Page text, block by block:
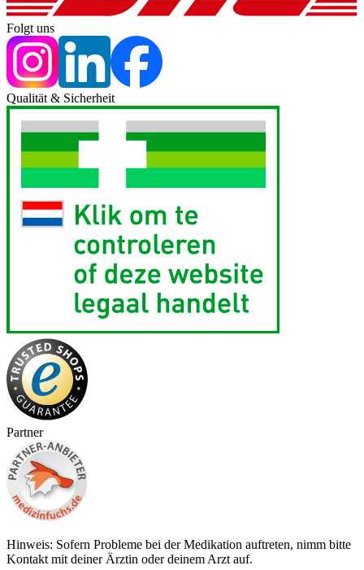
Folgt uns
Qualität & Sicherheit
Partner
Hinweis: Sofern Probleme bei der Medikation auftreten, nimm bitte
Kontakt mit deiner Ärztin oder deinem Arzt auf.